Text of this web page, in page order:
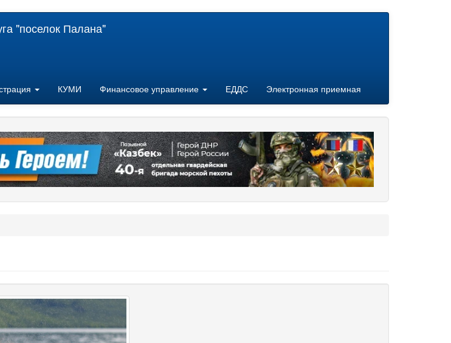
"поселок Палана"
КУМИ Финансовое управление ЕДДС Электронная приемная